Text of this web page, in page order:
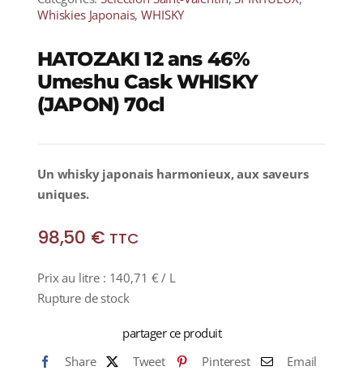
Whiskies Japonais,WHISKY
HATOZAKI 12 ans 46%
Umeshu Cask WHISKY
(JAPON) 70cl
Un whisky japonais harmonieux, aux saveurs
uniques.
98,50 € TTC
Prix au litre : 140,71 € / L
Rupture de stock
partager ce produit
Share
Tweet Pinterest Email